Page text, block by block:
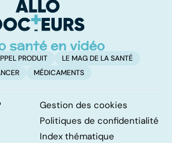
PRODUIT
LE MAG DE LA SANTÉ
MÉDICAMENTS
Gestion des cookies
Politiques de confidentialité
Index thématique